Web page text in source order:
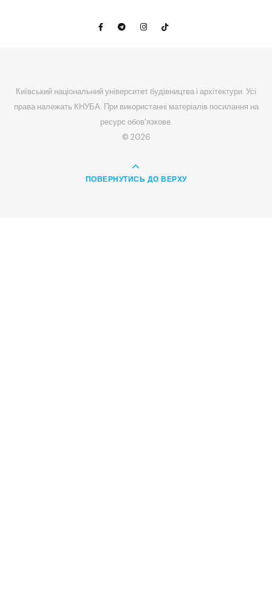
Київський національний університет будівництва і архітектури. Усі
права належать КНУБА. При використанні матеріалів посилання на
ресурс обов'язкове.
© 2026
ПОВЕРНУТИСЬ ДО ВЕРХУ